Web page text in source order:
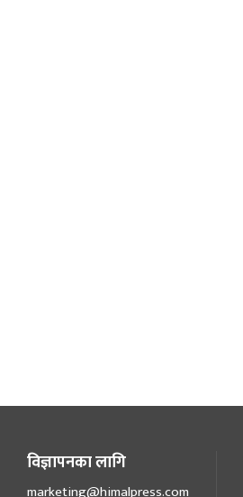
विज्ञापनका लागि
marketing@himalpress.com